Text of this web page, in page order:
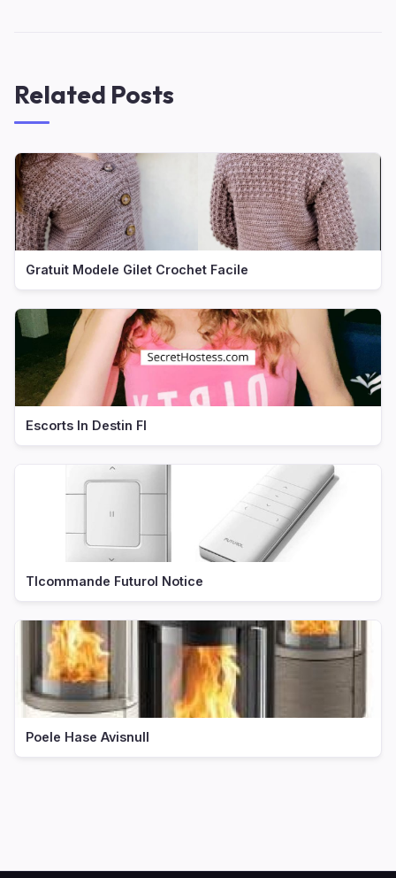
Related Posts
Gratuit Modele Gilet Crochet Facile
Escorts In Destin Fl
Tlcommande Futurol Notice
Poele Hase Avisnull